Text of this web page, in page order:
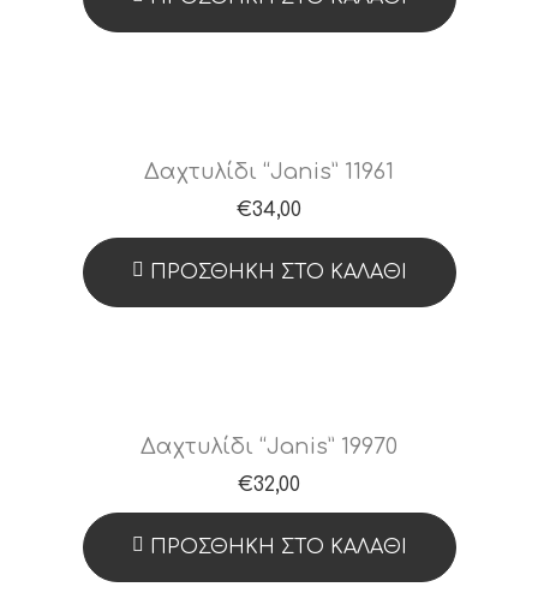
Δαχτυλίδι “Janis” 11961
€34,00
ΠΡΟΣΘΉΚΗ ΣΤΟ ΚΑΛΆΘΙ
Δαχτυλίδι “Janis” 19970
€32,00
ΠΡΟΣΘΉΚΗ ΣΤΟ ΚΑΛΆΘΙ